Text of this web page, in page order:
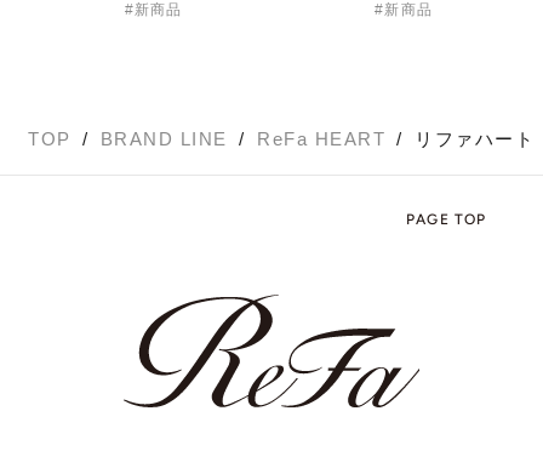
新商品 新商品
TOP BRAND LINE ReFa HEART リファハー
PAGE TOP